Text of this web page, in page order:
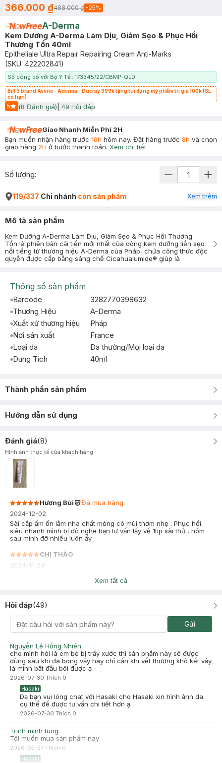
366.000 ₫488.000 ₫ -25%
A-Derma
Kem Dưỡng A-Derma Làm Dịu, Giảm Sẹo & Phục Hồi
Thương Tổn 40ml
Epitheliale Ultra Repair Repairing Cream Anti-Marks
(SKU: 422202841)
Số công bố với Bộ Y Tế : 173345/22/CBMP-QLD
Bill 3 brand Avene - Aderma - Ducray 399k tặng túi đựng mỹ phẩm trị giá 100k (SL
có hạn)
5
Start Icon
(8 Đánh giá) 49 Hỏi đáp
Giao Nhanh Miễn Phí 2H
Bạn muốn nhận hàng trước 10h hôm nay. Đặt hàng trước 8h và chọn
giao hàng 2H ở bước thanh toán. Xem chi tiết
Số lượng:
119/337 Chi nhánh còn sản phẩm Xem thêm
Mô tả sản phẩm
Kem Dưỡng A-Derma Làm Dịu, Giảm Sẹo & Phục Hồi Thương
Tổn là phiên bản cải tiến mới nhất của dòng kem dưỡng liền sẹo
nổi tiếng từ thương hiệu A-Derma của Pháp, chứa công thức độc
quyền được cấp bằng sáng chế Cicahualumide® giúp là
Thông số sản phẩm
Barcode
3282770398632
Thương Hiệu
A-Derma
Xuất xứ thương hiệu
Pháp
Nơi sản xuất
France
Loại da
Da thường/Mọi loại da
Dung Tích
40ml
Thành phần sản phẩm
Hướng dẫn sử dụng
Đánh giá(8)
Hình ảnh thực tế của khách hàng
Hương Bùi
Đã mua hàng
2024-12-02
Sài cấp ẩm ổn lắm nha chất mỏng có mùi thơm nhẹ . Phục hồi
siêu nhanh mình bị đỏ nghe bạn tư vấn lấy về 1tip sài thử , hôm
sau mình đỡ nhiều luôn ấy
CHỊ THẢO
2024-11-24
lên mặt rất nhanh thấm, khô thoáng nhẹ mặt. Nhưng khi mới thoa
kết hợp thoa chung với các hoạt chất khác hơi khó.
Xem tất cả
Hỏi đáp(49)
Gửi
Nguyễn Lê Hồng Nhiên
cho mình hỏi là em bé bị trầy xước thì sản phẩm này sẽ được
dùng sau khi đã bong vảy hay chỉ cần khi vết thương khô kết vảy
là mình bắt đầu bôi được ạ
2026-07-30 Thích 0
Hasaki
Dạ bạn vui lòng chat với Hasaki cho Hasaki xin hình ảnh da
cụ thể để được tư vấn chi tiết hơn ạ
2026-07-30 Thích 0
Trinh minh tung
Tôi muốn mua sản phẩm nay
2026-03-27 Thích 0
Hasaki